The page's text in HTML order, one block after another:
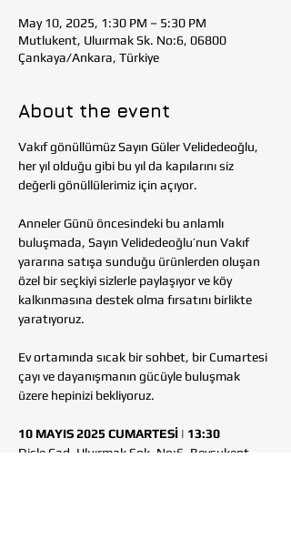
May 10, 2025, 1:30 PM – 5:30 PM
Mutlukent, Uluırmak Sk. No:6, 06800
Çankaya/Ankara, Türkiye
About the event
Vakıf gönüllümüz Sayın Güler Velidedeoğlu,
her yıl olduğu gibi bu yıl da kapılarını siz
değerli gönüllülerimiz için açıyor.
Anneler Günü öncesindeki bu anlamlı
buluşmada, Sayın Velidedeoğlu’nun Vakıf
yararına satışa sunduğu ürünlerden oluşan
özel bir seçkiyi sizlerle paylaşıyor ve köy
kalkınmasına destek olma fırsatını birlikte
yaratıyoruz.
Ev ortamında sıcak bir sohbet, bir Cumartesi
çayı ve dayanışmanın gücüyle buluşmak
üzere hepinizi bekliyoruz.
10 MAYIS 2025 CUMARTESİ | 13:30
Dicle Cad. Uluırmak Sok. No:6, Beysukent